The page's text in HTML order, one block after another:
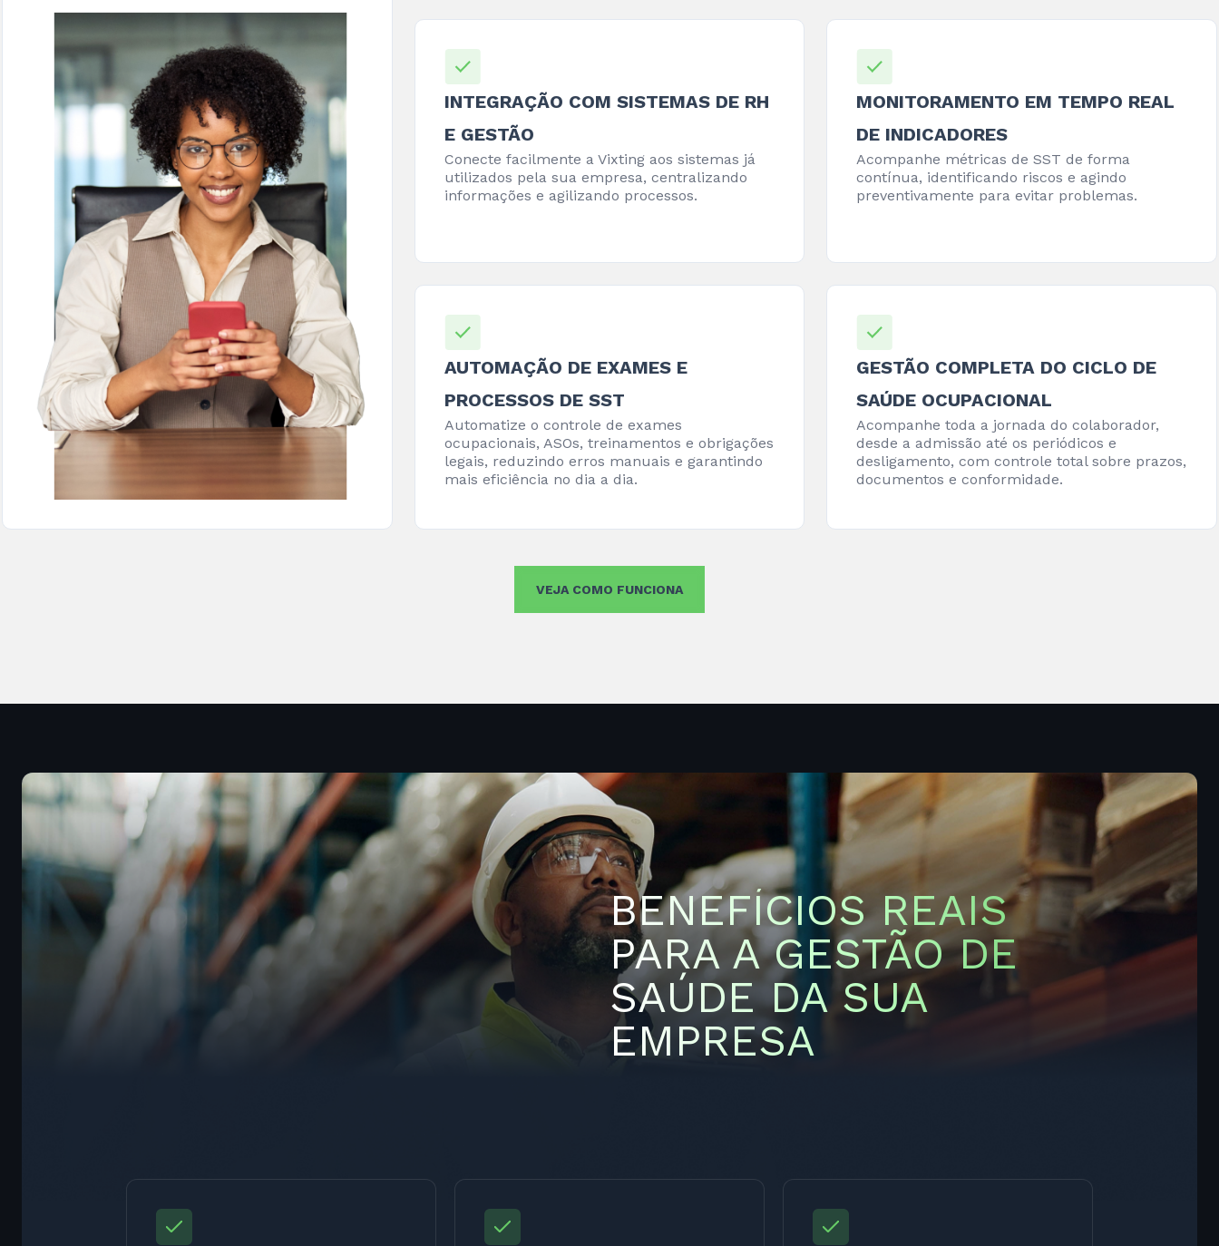
INTEGRAÇÃO COM SISTEMAS DE RH
E GESTÃO
Conecte facilmente a Vixting aos sistemas já
utilizados pela sua empresa, centralizando
informações e agilizando processos.
AUTOMAÇÃO DE EXAMES E
PROCESSOS DE SST
Automatize o controle de exames
ocupacionais, ASOs, treinamentos e obrigações
legais, reduzindo erros manuais e garantindo
mais eficiência no dia a dia.
MONITORAMENTO EM TEMPO REAL
DE INDICADORES
Acompanhe métricas de SST de forma
contínua, identificando riscos e agindo
preventivamente para evitar problemas.
GESTÃO COMPLETA DO CICLO DE
SAÚDE OCUPACIONAL
Acompanhe toda a jornada do colaborador,
desde a admissão até os periódicos e
desligamento, com controle total sobre prazos,
documentos e conformidade.
VEJA COMO FUNCIONA
BENEFÍCIOS REAIS
PARA A GESTÃO DE
SAÚDE DA SUA
EMPRESA